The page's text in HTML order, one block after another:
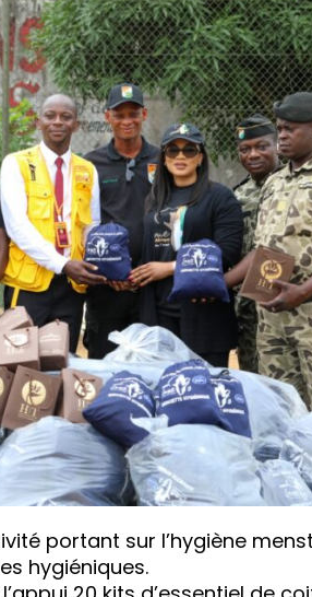
portant sur l’hygiène
hygiéniques.